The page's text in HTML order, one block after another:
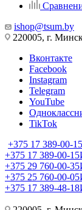
ishop@tsum.by
220005, г.
Вконтакте
Facebook
Instagram
Telegram
YouTube
TikTok
+375 17 389-00-15
+375 17 389-00-15
+375 29 760-00-35
+375 25 760-00-05
+375 17 389-48-18